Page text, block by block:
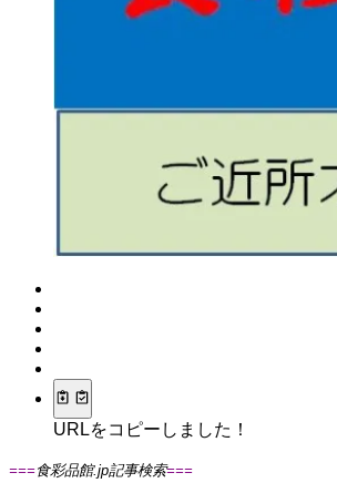
URLをコピーしました！
===食彩品館.jp記事検索===